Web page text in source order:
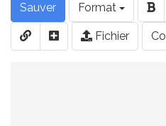
Sauver Format
Fichier